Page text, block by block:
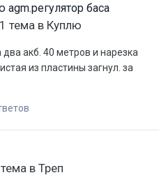
баса
тема в Куплю
акб. 40 метров и нарезка
из пластины загнул. за
тема в Треп